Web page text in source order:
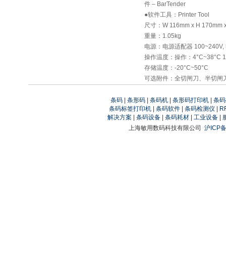
件 – BarTender
●软件工具：Printer Tool
尺寸：W 116mm x H 170mm
重量：1.05kg
电源：电源适配器
操作温度：操作：4°C~38°C
存储温度：-20°C~50°C
可选附件：全切闸刀、半切闸
条码 条形码 条码机 条形码打印机
条
条码标签打印机| 条码软件| 条码检测仪
解决方案
条码设备 条码耗材 工业设备
上海敏用数码科技有限公司 沪ICP